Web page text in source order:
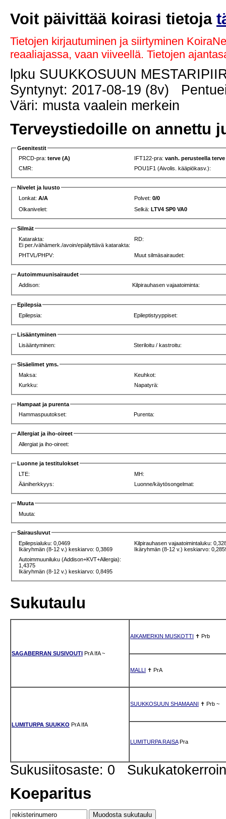
Voit päivittää koirasi tietoja
Tietojen kirjautuminen ja siirtyminen
reaaliajassa, vaan viiveellä. Tietojen
lpku SUUKKOSUUN
Syntynyt: 2017-08-19 (8v)
Väri: musta vaalein merkein
Terveystiedoille on annettu
Geenitestit
PRCD-pra:terve (A) IFT122-pra:vanh. perusteella terve
CMR:
POU1F1 (Aivolis. kääpiökasv.):
Nivelet ja luusto
Lonkat:A/A Polvet:0/0
Olkanivelet:
Selkä:LTV4 SP0 VA0
Silmät
Katarakta:
Ei per./vähämerk./avoin/epäilyttävä katarakta:
RD:
PHTVL/PHPV: Muut silmäsairaudet:
Autoimmuunisairaudet
Addison:
Kilpirauhasen vajaatoiminta:
Epilepsia
Epilepsia:
Epileptistyyppiset:
Lisääntyminen
Lisääntyminen:
Steriloitu / kastroitu:
Sisäelimet yms.
Maksa:
Keuhkot:
Kurkku:
Napatyrä:
Hampaat ja purenta
Hammaspuutokset:
Purenta:
Allergiat ja iho-oireet
Allergiat ja iho-oireet:
Luonne ja testitulokset
LTE:
MH:
Ääniherkkyys:
Luonne/käytösongelmat:
Muuta
Muuta:
Sairausluvut
Epilepsialuku: 0,0469
Ikäryhmän (8-12 v.) keskiarvo: 0,3869
Kilpirauhasen vajaatoimintaluku:
Ikäryhmän (8-12 v.) keskiarvo:
Autoimmuuniluku (Addison+KVT+Allergia):
1,4375
Ikäryhmän (8-12 v.) keskiarvo: 0,8495
Sukutaulu
SAGABERRAN SUSIVOUTI PrA IfA ~
AIKAMERKIN MUSKOTTI ✝ Prb
MALLI ✝ PrA
LUMITURPA SUUKKO PrA IfA
SUUKKOSUUN SHAMAANI ✝ Prb ~
LUMITURPA RAISA Pra
Sukusiitosaste: 0
Koeparitus